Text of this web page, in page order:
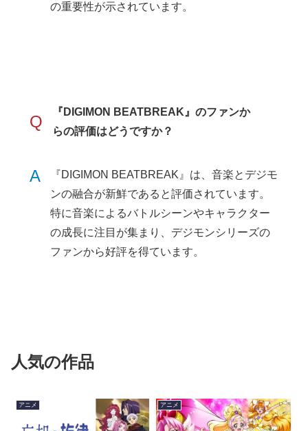
の重要性が示されています。
Q
『DIGIMON BEATBREAK』のファンか
らの評価はどうですか？
A
『DIGIMON BEATBREAK』は、音楽とデジモ
ンの融合が新鮮であると評価されています。
特に音楽によるバトルシーンやキャラクター
の成長に注目が集まり、デジモンシリーズの
ファンから好評を得ています。
人気の作品
アニメ アニメ